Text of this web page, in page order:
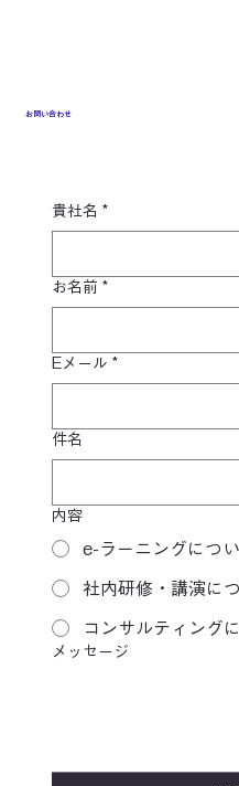
サの弱点、その構造
貴社名 *
お名前 *
Eメール *
件名
内容
e-ラーニングにつ
社内研修・講演に
コンサルティング
メッセージ
お問い合わせ